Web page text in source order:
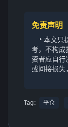
免责声明
• 本文只
考，不构成
资者应自行
或间接损失
Tag： 平仓